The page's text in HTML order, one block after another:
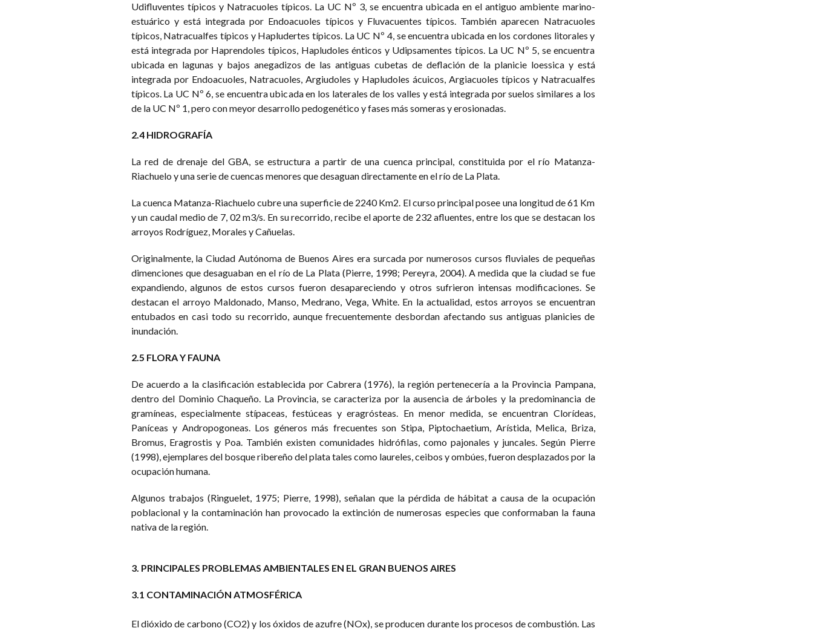
Udifluventes típicos y Natracuoles típicos. La UC Nº 3, se encuentra ubicada en el antiguo ambiente marino-
estuárico y está integrada por Endoacuoles típicos y Fluvacuentes típicos. También aparecen Natracuoles
típicos, Natracualfes típicos y Hapludertes típicos. La UC Nº 4, se encuentra ubicada en los cordones litorales y
está integrada por Haprendoles típicos, Hapludoles énticos y Udipsamentes típicos. La UC Nº 5, se encuentra
ubicada en lagunas y bajos anegadizos de las antiguas cubetas de deflación de la planicie loessica y está
integrada por Endoacuoles, Natracuoles, Argiudoles y Hapludoles ácuicos, Argiacuoles típicos y Natracualfes
típicos. La UC Nº 6, se encuentra ubicada en los laterales de los valles y está integrada por suelos similares a los
de la UC Nº 1, pero con meyor desarrollo pedogenético y fases más someras y erosionadas.
2.4 HIDROGRAFÍA
La red de drenaje del GBA, se estructura a partir de una cuenca principal, constituida por el río Matanza-
Riachuelo y una serie de cuencas menores que desaguan directamente en el río de La Plata.
La cuenca Matanza-Riachuelo cubre una superficie de 2240 Km2. El curso principal posee una longitud de 61 Km
y un caudal medio de 7, 02 m3/s. En su recorrido, recibe el aporte de 232 afluentes, entre los que se destacan los
arroyos Rodríguez, Morales y Cañuelas.
Originalmente, la Ciudad Autónoma de Buenos Aires era surcada por numerosos cursos fluviales de pequeñas
dimenciones que desaguaban en el río de La Plata (Pierre, 1998; Pereyra, 2004). A medida que la ciudad se fue
expandiendo, algunos de estos cursos fueron desapareciendo y otros sufrieron intensas modificaciones. Se
destacan el arroyo Maldonado, Manso, Medrano, Vega, White. En la actualidad, estos arroyos se encuentran
entubados en casi todo su recorrido, aunque frecuentemente desbordan afectando sus antiguas planicies de
inundación.
2.5 FLORA Y FAUNA
De acuerdo a la clasificación establecida por Cabrera (1976), la región pertenecería a la Provincia Pampana,
dentro del Dominio Chaqueño. La Provincia, se caracteriza por la ausencia de árboles y la predominancia de
gramíneas, especialmente stípaceas, festúceas y eragrósteas. En menor medida, se encuentran Clorídeas,
Paníceas y Andropogoneas. Los géneros más frecuentes son Stipa, Piptochaetium, Arístida, Melica, Briza,
Bromus, Eragrostis y Poa. También existen comunidades hidrófilas, como pajonales y juncales. Según Pierre
(1998), ejemplares del bosque ribereño del plata tales como laureles, ceibos y ombúes, fueron desplazados por la
ocupación humana.
Algunos trabajos (Ringuelet, 1975; Pierre, 1998), señalan que la pérdida de hábitat a causa de la ocupación
poblacional y la contaminación han provocado la extinción de numerosas especies que conformaban la fauna
nativa de la región.
3. PRINCIPALES PROBLEMAS AMBIENTALES EN EL GRAN BUENOS AIRES
3.1 CONTAMINACIÓN ATMOSFÉRICA
El dióxido de carbono (CO2) y los óxidos de azufre (NOx), se producen durante los procesos de combustión. Las